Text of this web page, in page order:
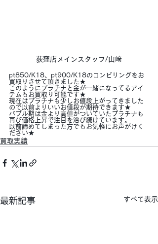
荻窪店メインスタッフ/山﨑
pt850/K18、pt900/K18のコンビリングをお
買取りさせて頂きました★
このようにプラチナと金が一緒になってるアイ
テムもお買取り可能です★
現在はプラチナも少しお値段上がってきました
ので以前よりいいお値段が期待できます★
バブル期は金より高値がついていたプラチナも
再び価格上昇で注目を浴び続けています。
以前諦めてしまった方でもお気軽にお声がけく
ださい★
買取実績
最新記事 すべて表示